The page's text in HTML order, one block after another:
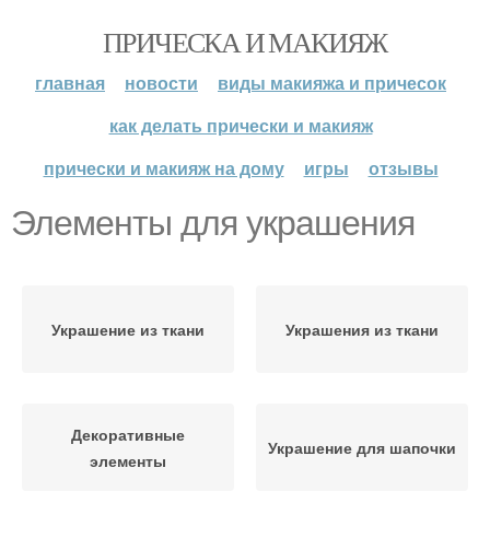
ПРИЧЕСКА И МАКИЯЖ
главная новости
виды макияжа и причесок
как делать прически и макияж
прически и макияж на дому
игры отзывы
Элементы для украшения
Украшение из ткани Украшения из ткани
Декоративные
элементы
Украшение для шапочки